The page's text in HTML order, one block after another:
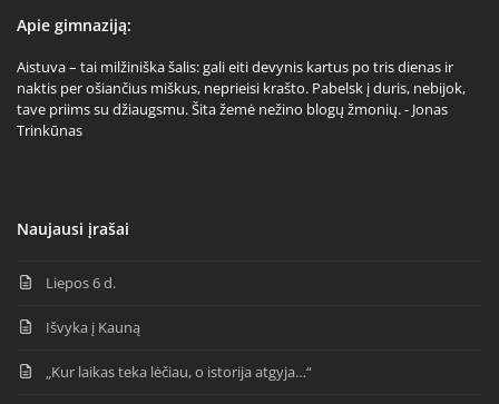
Apie gimnaziją:
Aistuva – tai milžiniška šalis: gali eiti devynis kartus po tris dienas ir
naktis per ošiančius miškus, neprieisi krašto. Pabelsk į duris, nebijok,
tave priims su džiaugsmu. Šita žemė nežino blogų žmonių. - Jonas
Trinkūnas
Naujausi įrašai
Liepos 6 d.
Išvyka į Kauną
„Kur laikas teka lėčiau, o istorija atgyja…“